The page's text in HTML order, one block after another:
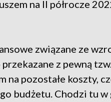
na II półrocze
związane ze
z pewną
na pozostałe koszty,
budżetu. Chodzi tu w